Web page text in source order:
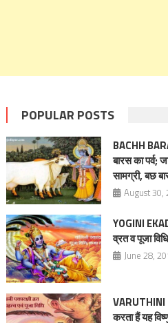
POPULAR POSTS
BACHH
बारस का पर्व;
सामग्री, बछ
August 30,
YOGINI
व्रत व पूजा
June 28,
VARUTHINI
करता हैं यह